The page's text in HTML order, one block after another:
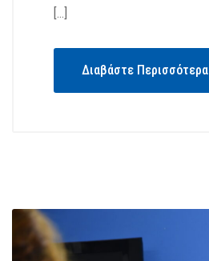
[…]
Διαβάστε Περισσότερα